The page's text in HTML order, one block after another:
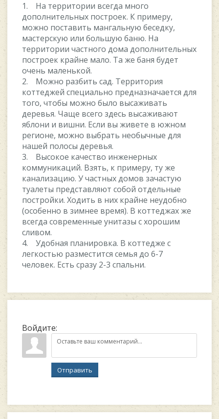
1. На территории всегда много
дополнительных построек. К примеру,
можно поставить мангальную беседку,
мастерскую или большую баню. На
территории частного дома дополнительных
построек крайне мало. Та же баня будет
очень маленькой.
2. Можно разбить сад. Территория
коттеджей специально предназначается для
того, чтобы можно было высаживать
деревья. Чаще всего здесь высаживают
яблони и вишни. Если вы живете в южном
регионе, можно выбрать необычные для
нашей полосы деревья.
3. Высокое качество инженерных
коммуникаций. Взять, к примеру, ту же
канализацию. У частных домов зачастую
туалеты представляют собой отдельные
постройки. Ходить в них крайне неудобно
(особенно в зимнее время). В коттеджах же
всегда современные унитазы с хорошим
сливом.
4. Удобная планировка. В коттедже с
легкостью разместится семья до 6-7
человек. Есть сразу 2-3 спальни.
Войдите:
Отправить